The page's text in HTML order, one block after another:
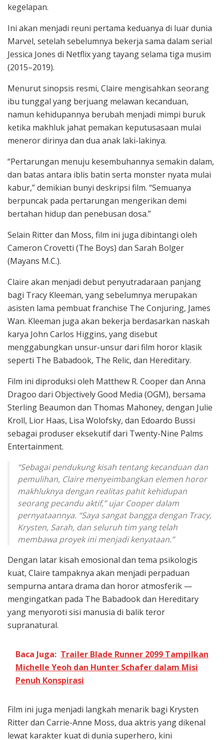
kegelapan.
Ini akan menjadi reuni pertama keduanya di luar dunia
Marvel, setelah sebelumnya bekerja sama dalam serial
Jessica Jones di Netflix yang tayang selama tiga musim
(2015–2019).
Menurut sinopsis resmi, Claire mengisahkan seorang
ibu tunggal yang berjuang melawan kecanduan,
namun kehidupannya berubah menjadi mimpi buruk
ketika makhluk jahat pemakan keputusasaan mulai
meneror dirinya dan dua anak laki-lakinya.
“Pertarungan menuju kesembuhannya semakin dalam,
dan batas antara iblis batin serta monster nyata mulai
kabur,” demikian bunyi deskripsi film. “Semuanya
berpuncak pada pertarungan mengerikan demi
bertahan hidup dan penebusan dosa.”
Selain Ritter dan Moss, film ini juga dibintangi oleh
Cameron Crovetti (The Boys) dan Sarah Bolger
(Mayans M.C.).
Claire akan menjadi debut penyutradaraan panjang
bagi Tracy Kleeman, yang sebelumnya merupakan
asisten lama pembuat franchise The Conjuring, James
Wan. Kleeman juga akan bekerja berdasarkan naskah
karya John Carlos Higgins, yang disebut
menggabungkan unsur-unsur dari film horor klasik
seperti The Babadook, The Relic, dan Hereditary.
Film ini diproduksi oleh Matthew R. Cooper dan Anna
Dragoo dari Objectively Good Media (OGM), bersama
Sterling Beaumon dan Thomas Mahoney, dengan Julie
Kroll, Lior Haas, Lisa Wolofsky, dan Edoardo Bussi
sebagai produser eksekutif dari Twenty-Nine Palms
Entertainment.
“Sebagai pendukung kisah tentang kecanduan dan
pemulihan, Claire menyeimbangkan elemen horor
makhluknya dengan realitas pahit kehidupan
seorang pecandu aktif,” ujar Cooper dalam
pernyataannya. “Saya sangat bangga dengan Tracy,
Krysten, Sarah, dan seluruh tim yang telah
membawa proyek ini menjadi kenyataan.”
Dengan latar kisah emosional dan tema psikologis
kuat, Claire tampaknya akan menjadi perpaduan
sempurna antara drama dan horor atmosferik —
mengingatkan pada The Babadook dan Hereditary
yang menyoroti sisi manusia di balik teror
supranatural.
Baca Juga: Trailer Blade Runner 2099 Tampilkan
Michelle Yeoh dan Hunter Schafer dalam Misi
Penuh Konspirasi
Film ini juga menjadi langkah menarik bagi Krysten
Ritter dan Carrie-Anne Moss, dua aktris yang dikenal
lewat karakter kuat di dunia superhero, kini